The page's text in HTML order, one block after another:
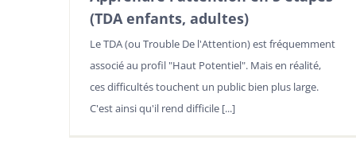
(TDA enfants, adultes)
Le TDA (ou Trouble De l'Attention) est fréquemment
associé au profil "Haut Potentiel". Mais en réalité,
ces difficultés touchent un public bien plus large.
C'est ainsi qu'il rend difficile [...]